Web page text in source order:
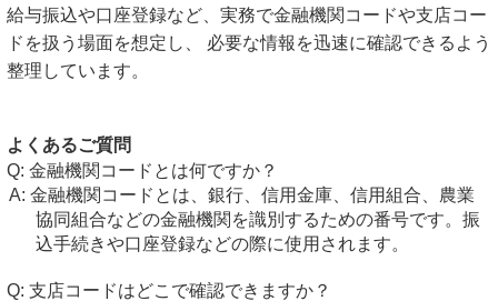
給与振込や口座登録など、実務で金融機関コードや支店コー
ドを扱う場面を想定し、 必要な情報を迅速に確認できるよう
整理しています。
よくあるご質問
金融機関コードとは何ですか？
金融機関コードとは、銀行、信用金庫、信用組合、農業
協同組合などの金融機関を識別するための番号です。振
込手続きや口座登録などの際に使用されます。
支店コードはどこで確認できますか？